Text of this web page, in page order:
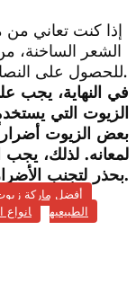
إذا كنت تعاني
الشعر الساخنة،
للحصول على النصائح والعلاج المناسب لتجديد صحة شعرك.
في النهاية، يجب
الزيوت التي
بعض الزيوت
لمعانه. لذلك، يجب
بحذر لتجنب الأضرار الناتجة عنها.
أفضل ماركة
الطبيعيه
انواع